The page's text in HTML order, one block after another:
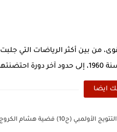
من بين أكثر الرياضات التي
صيف العام 2020.
ايضا
(ح10) فضية هشام الكروج الحزينة